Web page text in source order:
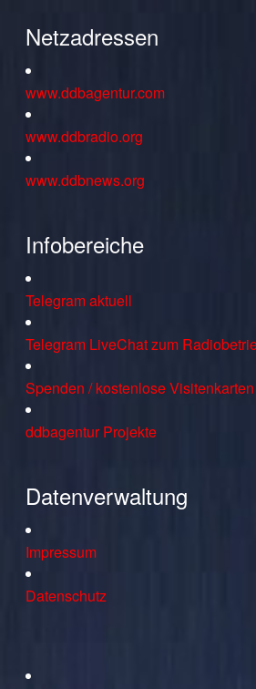
Netzadressen
www.ddbagentur.com
www.ddbradio.org
www.ddbnews.org
Infobereiche
Telegram aktuell
Telegram LiveChat zum
Spenden / kostenlose Visitenkarten
ddbagentur Projekte
Datenverwaltung
Impressum
Datenschutz